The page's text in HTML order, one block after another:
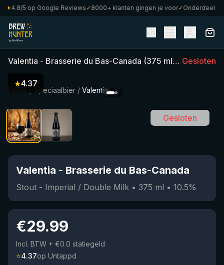
4.8/5 op Google Reviews✓8000+ klanten gingen je voor✓Onderdeel van
Valentia - Brasserie du Bas-Canada (375 ml) •10.5%•
Gesloten
Speciaalbier / Valentia
★4.37
Gesloten
Valentia - Brasserie du Bas-Canada
Stout - Imperial / Double Milk • 375 ml • 10.5%
€29.99
Incl. BTW + €0.0 statiegeld
⭐4.37op Untappd